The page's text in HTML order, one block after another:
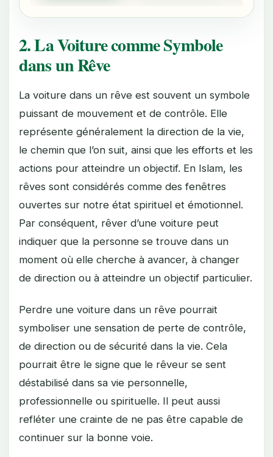
2. La Voiture comme Symbole
dans un Rêve
La voiture dans un rêve est souvent un symbole
puissant de mouvement et de contrôle. Elle
représente généralement la direction de la vie,
le chemin que l’on suit, ainsi que les efforts et les
actions pour atteindre un objectif. En Islam, les
rêves sont considérés comme des fenêtres
ouvertes sur notre état spirituel et émotionnel.
Par conséquent, rêver d’une voiture peut
indiquer que la personne se trouve dans un
moment où elle cherche à avancer, à changer
de direction ou à atteindre un objectif particulier.
Perdre une voiture dans un rêve pourrait
symboliser une sensation de perte de contrôle,
de direction ou de sécurité dans la vie. Cela
pourrait être le signe que le rêveur se sent
déstabilisé dans sa vie personnelle,
professionnelle ou spirituelle. Il peut aussi
refléter une crainte de ne pas être capable de
continuer sur la bonne voie.